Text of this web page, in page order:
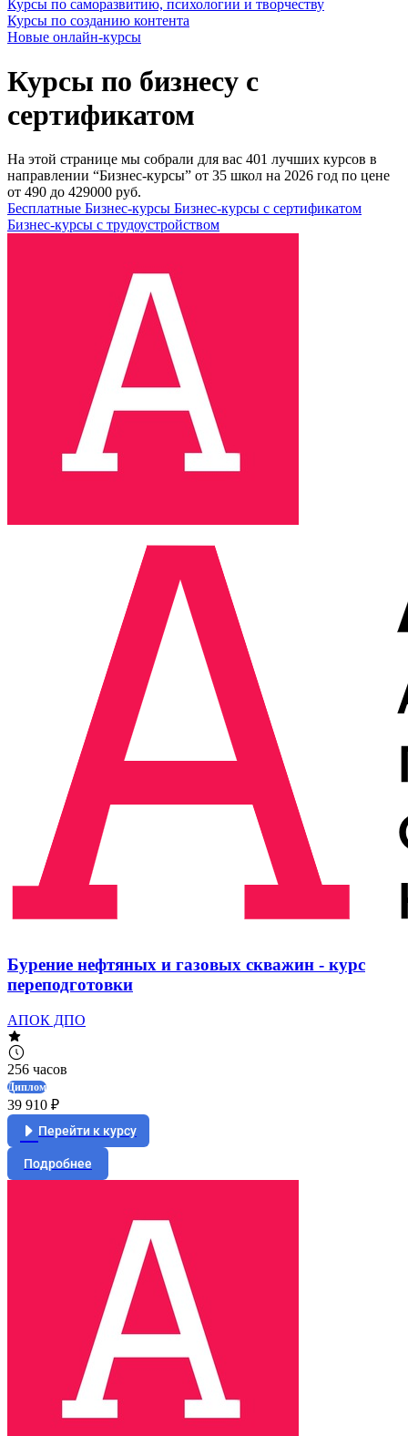
Курсы по саморазвитию, психологии и творчеству
Курсы по созданию контента
Новые онлайн‑курсы
Курсы по бизнесу с
сертификатом
На этой странице мы собрали для вас 401 лучших курсов в
направлении “Бизнес-курсы” от 35 школ на 2026 год по цене
от 490 до 429000 руб.
Бесплатные Бизнес-курсы Бизнес-курсы с сертификатом
Бизнес-курсы с трудоустройством
Бурение нефтяных и газовых скважин - курс
переподготовки
АПОК ДПО
256 часов
Диплом
39 910 ₽
Перейти к курсу
Подробнее